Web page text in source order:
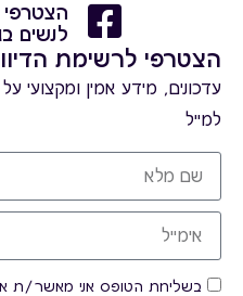
הצטרפי
לנשים
הצטרפי לרשימת
עדכונים, מידע אמין ומקצועי
למייל
בשליחת הטופס אני מאשר/ת